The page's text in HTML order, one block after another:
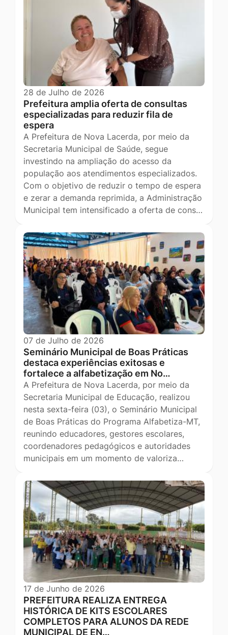
28 de Julho de 2026
Prefeitura amplia oferta de consultas
especializadas para reduzir fila de
espera
A Prefeitura de Nova Lacerda, por meio da
Secretaria Municipal de Saúde, segue
investindo na ampliação do acesso da
população aos atendimentos especializados.
Com o objetivo de reduzir o tempo de espera
e zerar a demanda reprimida, a Administração
Municipal tem intensificado a oferta de cons…
07 de Julho de 2026
Seminário Municipal de Boas Práticas
destaca experiências exitosas e
fortalece a alfabetização em No…
A Prefeitura de Nova Lacerda, por meio da
Secretaria Municipal de Educação, realizou
nesta sexta-feira (03), o Seminário Municipal
de Boas Práticas do Programa Alfabetiza-MT,
reunindo educadores, gestores escolares,
coordenadores pedagógicos e autoridades
municipais em um momento de valoriza…
17 de Junho de 2026
PREFEITURA REALIZA ENTREGA
HISTÓRICA DE KITS ESCOLARES
COMPLETOS PARA ALUNOS DA REDE
MUNICIPAL DE EN…